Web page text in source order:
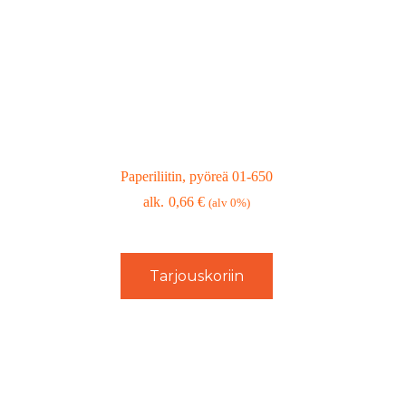
Paperiliitin, pyöreä 01-650
0,66€ (alv 0%)
Tarjouskoriin